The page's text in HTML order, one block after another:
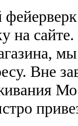
на
Вне